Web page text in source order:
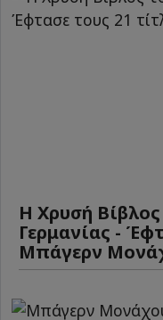
Η Χρυσή
Γερμανίας -
Μπάγερν